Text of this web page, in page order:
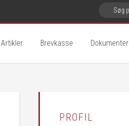
Artikler Brevkasse Dokumenter
PROFIL